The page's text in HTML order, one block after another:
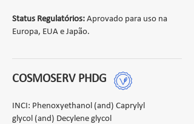
Status Regulatórios: Aprovado para uso na
Europa, EUA e Japão.
COSMOSERV PHDG
INCI: Phenoxyethanol (and) Caprylyl
glycol (and) Decylene glycol